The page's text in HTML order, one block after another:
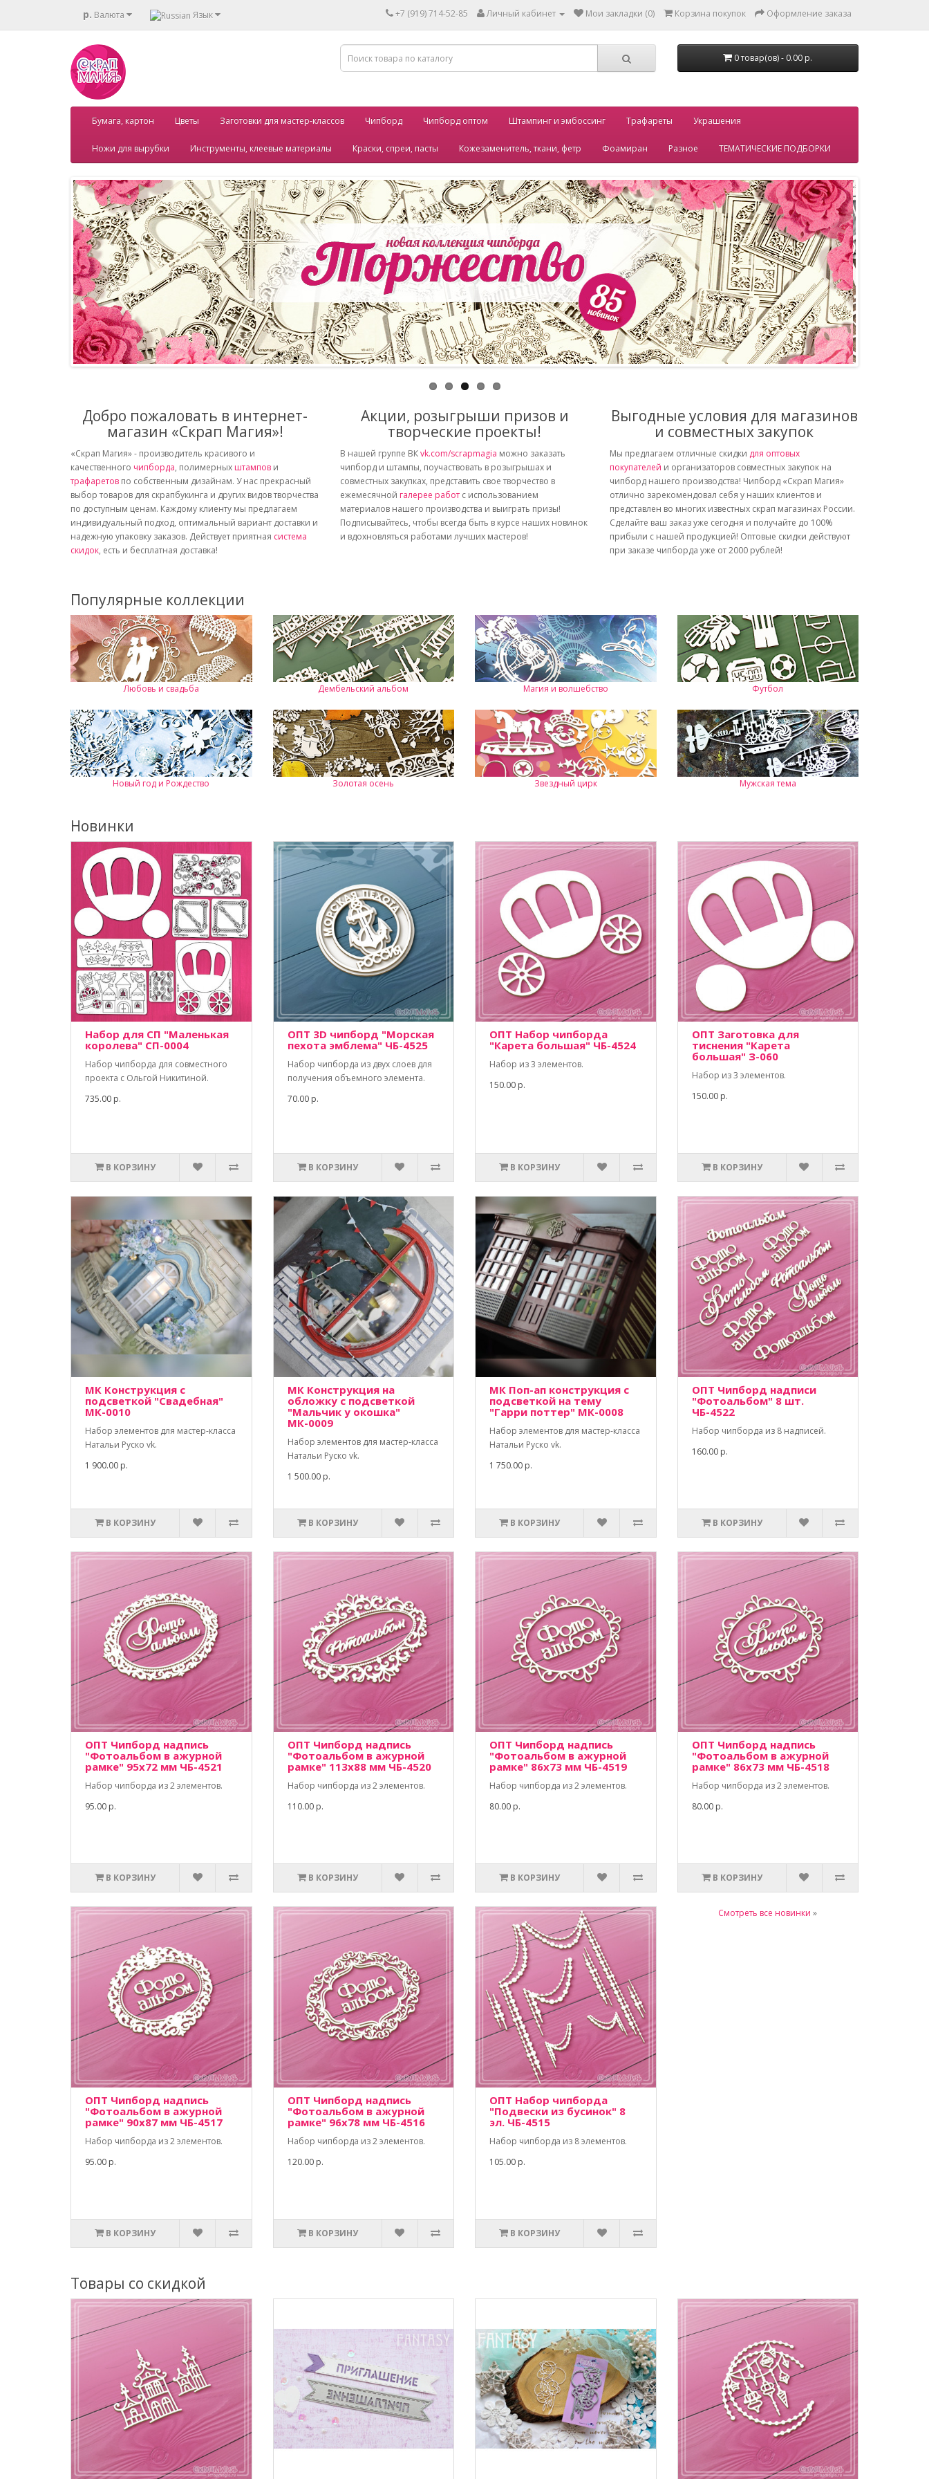
р. Валюта Язык +7 (919) 714-52-85 Личный кабинет Мои закладки (0) Корзина покупок Оформление заказа
0 товар(ов) - 0.00 р.
Бумага, картон Цветы Заготовки для мастер-классов Чипборд Чипборд оптом Штампинг и эмбоссинг Трафареты Украшения
Ножи для вырубки Инструменты, клеевые материалы Краски, спреи, пасты Кожезаменитель, ткани, фетр Фоамиран Разное ТЕМАТИЧЕСКИЕ ПОДБОРКИ
Добро пожаловать в интернет-
магазин «Скрап Магия»!
«Скрап Магия» - производитель красивого и
качественного чипборда, полимерных штампов и
трафаретов по собственным дизайнам. У нас прекрасный
выбор товаров для скрапбукинга и других видов творчества
по доступным ценам. Каждому клиенту мы предлагаем
индивидуальный подход, оптимальный вариант доставки и
надежную упаковку заказов. Действует приятная система
скидок, есть и бесплатная доставка!
Акции, розыгрыши призов и
творческие проекты!
В нашей группе ВКvk.com/scrapmagia можно заказать
чипборд и штампы, поучаствовать в розыгрышах и
совместных закупках, представить свое творчество в
ежемесячной галерее работ с использованием
материалов нашего производства и выиграть призы!
Подписывайтесь, чтобы всегда быть в курсе наших новинок
и вдохновляться работами лучших мастеров!
Выгодные условия для магазинов
и совместных закупок
Мы предлагаем отличные скидки для оптовых
покупателей и организаторов совместных закупок на
чипборд нашего производства! Чипборд «Скрап Магия»
отлично зарекомендовал себя у наших клиентов и
представлен во многих известных скрап магазинах России.
Сделайте ваш заказ уже сегодня и получайте до 100%
прибыли с нашей продукцией! Оптовые скидки действуют
при заказе чипборда уже от 2000 рублей!
Популярные коллекции
Любовь и свадьба Дембельский альбом Магия и волшебство Футбол
Новый год и Рождество Золотая осень Звездный цирк Мужская тема
Новинки
Набор для СП "Маленькая
королева" СП-0004
Набор чипборда для совместного
проекта с Ольгой Никитиной.
735.00 р.
В КОРЗИНУ
ОПТ 3D чипборд "Морская
пехота эмблема" ЧБ-4525
Набор чипборда из двух слоев для
получения объемного элемента.
70.00 р.
В КОРЗИНУ
ОПТ Набор чипборда
"Карета большая" ЧБ-4524
Набор из 3 элементов.
150.00 р.
В КОРЗИНУ
ОПТ Заготовка для
тиснения "Карета
большая" З-060
Набор из 3 элементов.
150.00 р.
В КОРЗИНУ
МК Конструкция с
подсветкой "Свадебная"
МК-0010
Набор элементов для мастер-класса
Натальи Руско vk.
1 900.00 р.
В КОРЗИНУ
МК Конструкция на
обложку с подсветкой
"Мальчик у окошка"
МК-0009
Набор элементов для мастер-класса
Натальи Руско vk.
1 500.00 р.
В КОРЗИНУ
МК Поп-ап конструкция с
подсветкой на тему
"Гарри поттер" МК-0008
Набор элементов для мастер-класса
Натальи Руско vk.
1 750.00 р.
В КОРЗИНУ
ОПТ Чипборд надписи
"Фотоальбом" 8 шт.
ЧБ-4522
Набор чипборда из 8 надписей.
160.00 р.
В КОРЗИНУ
ОПТ Чипборд надпись
"Фотоальбом в ажурной
рамке" 95х72 мм ЧБ-4521
Набор чипборда из 2 элементов.
95.00 р.
В КОРЗИНУ
ОПТ Чипборд надпись
"Фотоальбом в ажурной
рамке" 113х88 мм ЧБ-4520
Набор чипборда из 2 элементов.
110.00 р.
В КОРЗИНУ
ОПТ Чипборд надпись
"Фотоальбом в ажурной
рамке" 86х73 мм ЧБ-4519
Набор чипборда из 2 элементов.
80.00 р.
В КОРЗИНУ
ОПТ Чипборд надпись
"Фотоальбом в ажурной
рамке" 86х73 мм ЧБ-4518
Набор чипборда из 2 элементов.
80.00 р.
В КОРЗИНУ
ОПТ Чипборд надпись
"Фотоальбом в ажурной
рамке" 90х87 мм ЧБ-4517
Набор чипборда из 2 элементов.
95.00 р.
В КОРЗИНУ
ОПТ Чипборд надпись
"Фотоальбом в ажурной
рамке" 96х78 мм ЧБ-4516
Набор чипборда из 2 элементов.
120.00 р.
В КОРЗИНУ
ОПТ Набор чипборда
"Подвески из бусинок" 8
эл. ЧБ-4515
Набор чипборда из 8 элементов.
105.00 р.
В КОРЗИНУ
Смотреть все новинки »
Товары со скидкой